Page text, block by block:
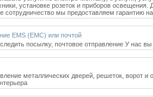
установке розеток и приборов
сотрудничество мы предоставляем гарантию
EMS (ЕМС) или почтой
посылку, почтовое отправление У нас
металлических дверей, решеток, ворот